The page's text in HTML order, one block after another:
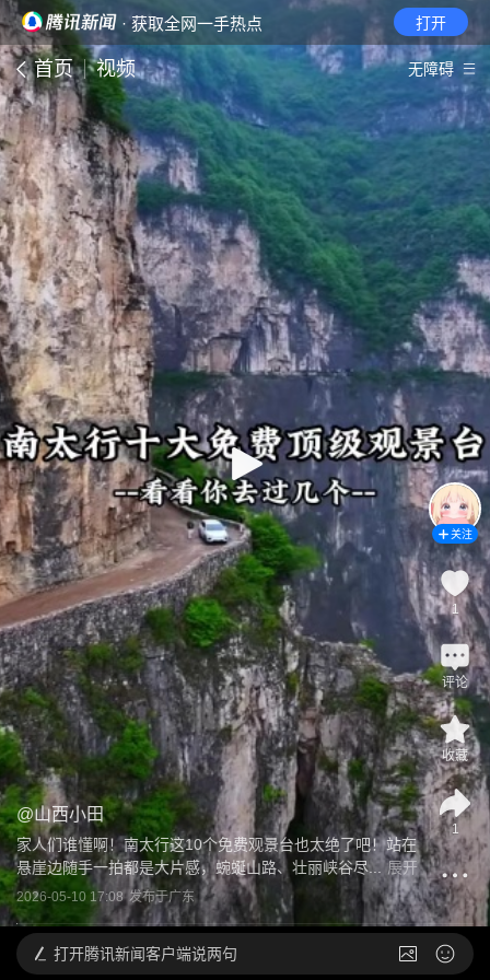
· 获取全网一手热点 打开
首页 视频 无障碍
@山西小田
家人们谁懂啊！南太行这10个免费观景台也太绝了吧！站在
悬崖边随手一拍都是大片感，蜿蜒山路、壮丽峡谷尽... 展开
2026-05-10 17:08 发布于广东
关注
1
评论
收藏
1
打开腾讯新闻客户端说两句